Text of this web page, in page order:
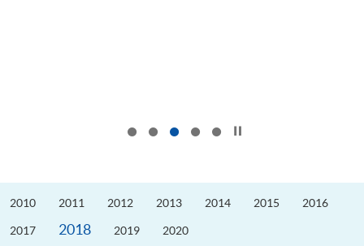
2010 2011 2012 2013 2014 2015 2016
2017 2018 2019 2020